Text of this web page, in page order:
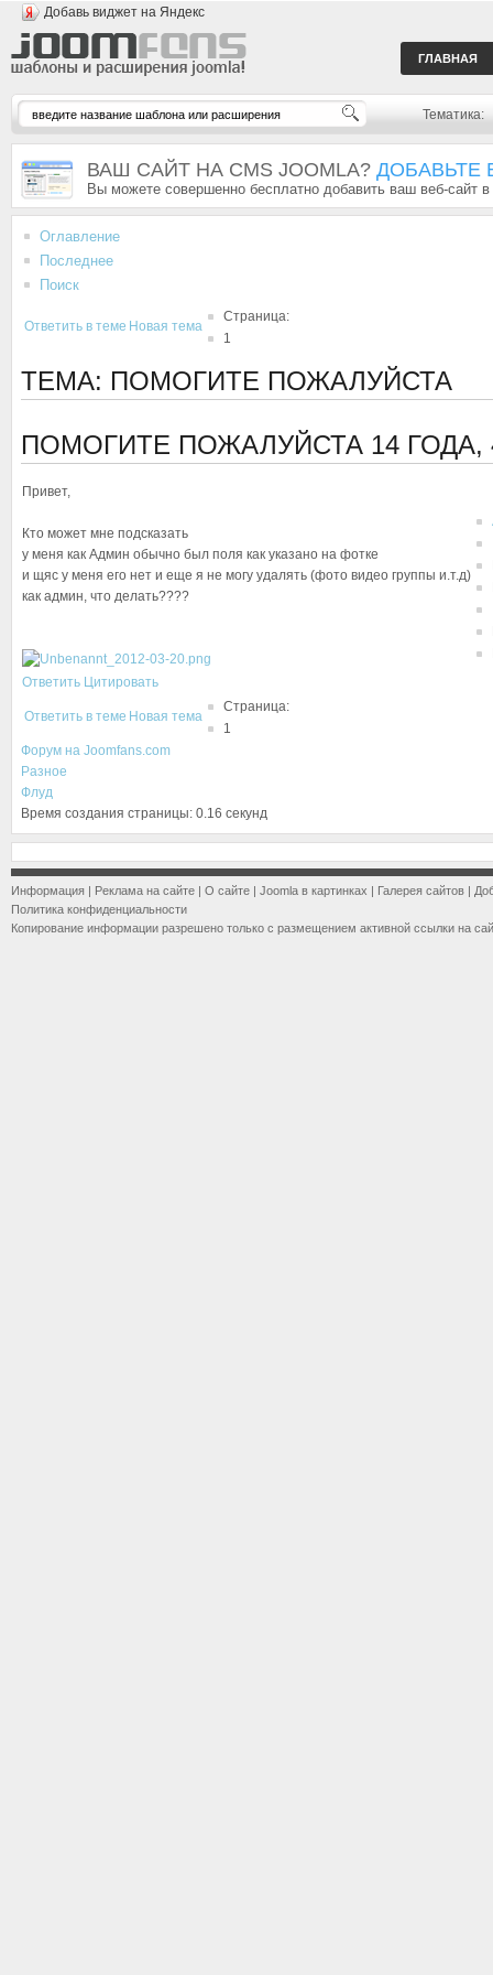
Добавь виджет на Яндекс
ГЛАВНАЯ
Тематика:
ВАШ САЙТ НА CMS JOOMLA? ДОБАВЬТЕ
Вы можете совершенно бесплатно добавить ваш веб-сайт
Оглавление
Последнее
Поиск
Ответить в теме Новая тема
Страница:
1
ТЕМА: ПОМОГИТЕ ПОЖАЛУЙСТА
ПОМОГИТЕ ПОЖАЛУЙСТА 14
Привет,
Кто может мне подсказать
у меня как Админ обычно был поля как указано на фотке
и щяс у меня его нет и еще я не могу удалять (фото видео группы и.т.д)
как админ, что делать????
Ответить Цитировать
Ответить в теме Новая тема
Страница:
1
Форум на Joomfans.com
Разное
Флуд
Время создания страницы: 0.16 секунд
Информация | Реклама на сайте | О сайте | Joomla в картинках | Галерея сайтов |
Политика конфиденциальности
Копирование информации разрешено только с размещением активной ссылки на